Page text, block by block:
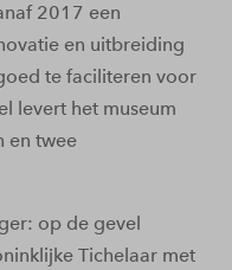
2017 een
en uitbreiding
te faciliteren voor
levert het museum
en twee
op de gevel
Tichelaar met